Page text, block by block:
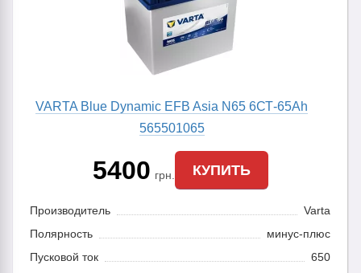
VARTA Blue Dynamic EFB Asia N65 6СТ-65Ah
565501065
5400 грн. КУПИТЬ
Производитель
Varta
Полярность
минус-плюс
Пусковой ток
650